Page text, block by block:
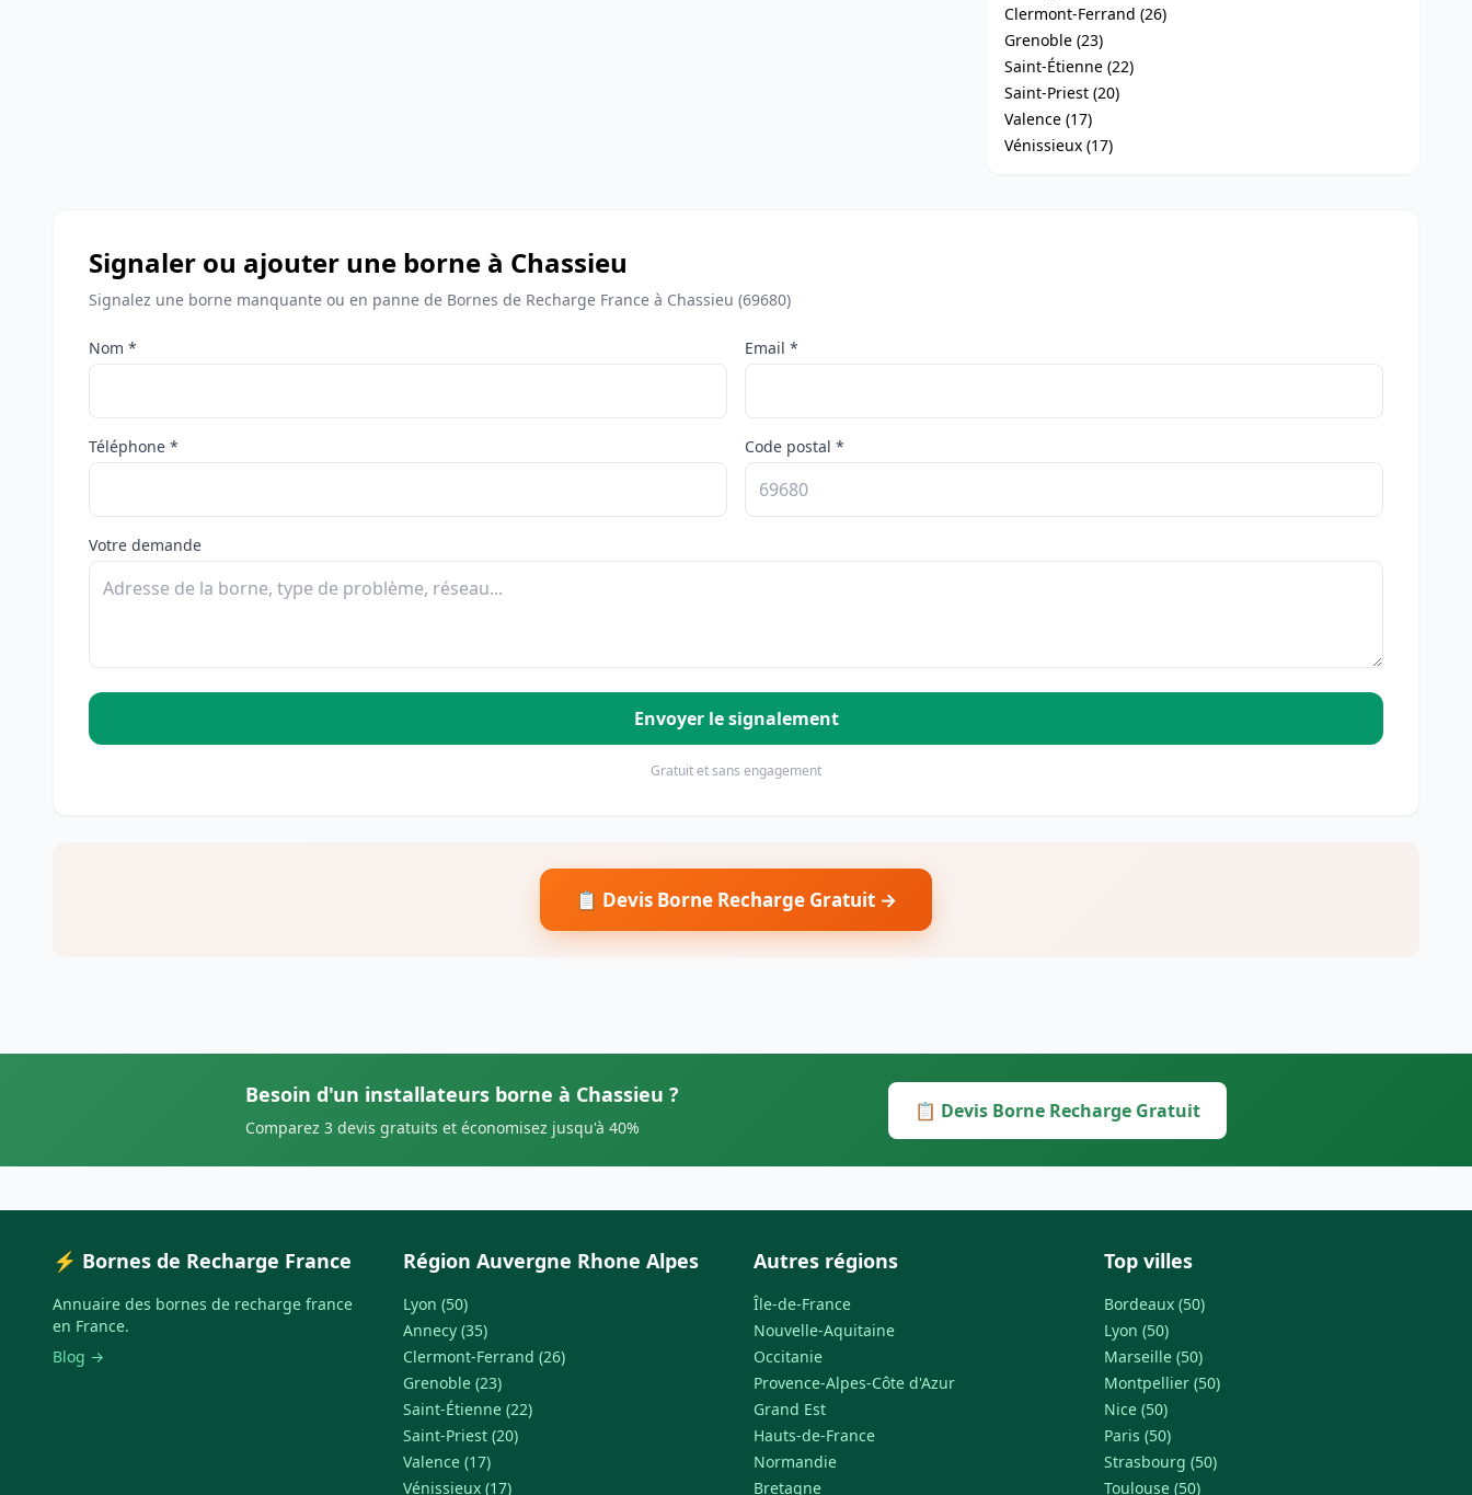
Clermont-Ferrand (26)
Grenoble (23)
Saint-Étienne (22)
Saint-Priest (20)
Valence (17)
Vénissieux (17)
Signaler ou ajouter une borne à Chassieu
Signalez une borne manquante ou en panne de Bornes de Recharge France à Chassieu (69680)
Nom * Email *
Téléphone * Code postal *
Votre demande
Envoyer le signalement
Gratuit et sans engagement
📋 Devis Borne Recharge Gratuit →
Besoin d'un installateurs borne à Chassieu ?
Comparez 3 devis gratuits et économisez jusqu'à 40%
📋 Devis Borne Recharge Gratuit
⚡ Bornes de Recharge France
Annuaire des bornes de recharge france
en France.
Blog →
Région Auvergne Rhone Alpes
Lyon (50)
Annecy (35)
Clermont-Ferrand (26)
Grenoble (23)
Saint-Étienne (22)
Saint-Priest (20)
Valence (17)
Vénissieux (17)
Autres régions
Île-de-France
Nouvelle-Aquitaine
Occitanie
Provence-Alpes-Côte d'Azur
Grand Est
Hauts-de-France
Normandie
Bretagne
Top villes
Bordeaux (50)
Lyon (50)
Marseille (50)
Montpellier (50)
Nice (50)
Paris (50)
Strasbourg (50)
Toulouse (50)